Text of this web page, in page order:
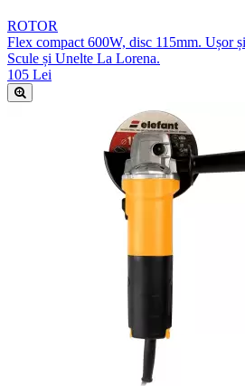
ROTOR
Flex compact 600W, disc 115mm. Ușor
Scule și Unelte La Lorena.
105 Lei